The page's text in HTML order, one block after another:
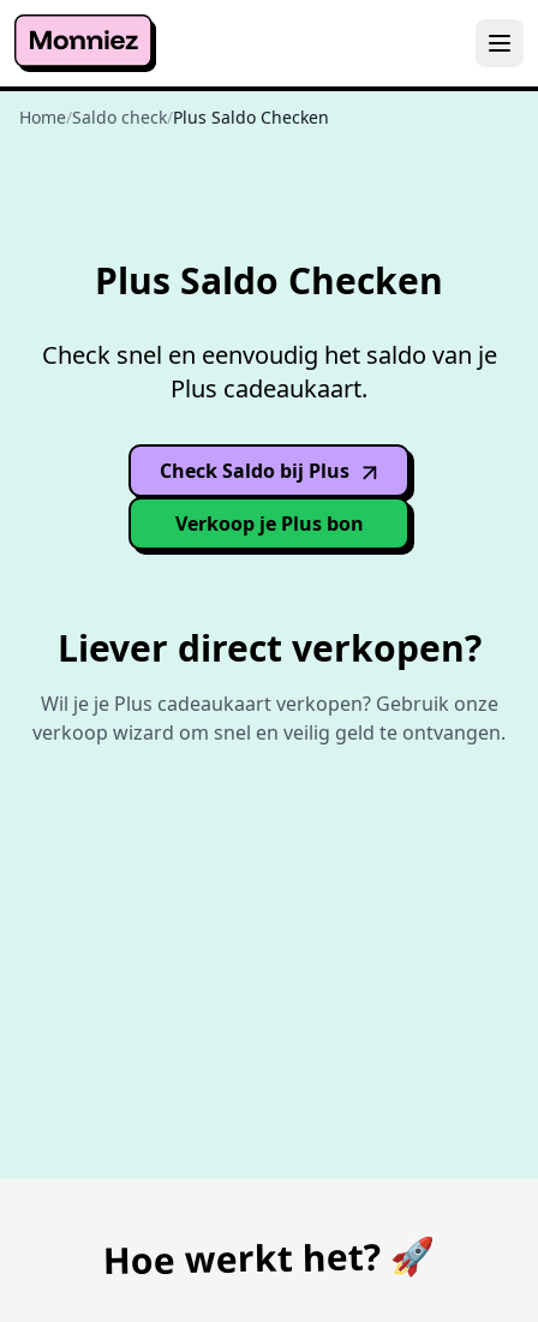
Home/Saldo check/Plus Saldo Checken
Plus Saldo Checken
Check snel en eenvoudig het saldo van je
Plus cadeaukaart.
Check Saldo bij Plus
(opens in new window
Verkoop je Plus bon
Liever direct verkopen?
Wil je je Plus cadeaukaart verkopen? Gebruik onze
verkoop wizard om snel en veilig geld te ontvangen.
Hoe werkt het? 🚀